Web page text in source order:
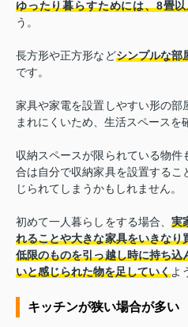
ゆったり暮らすためには、8畳
う。
長方形や正方形などシンプルな部
です。
家具や家電を設置しやすい形の部
まれにくいため、生活スペースを
収納スペースが限られている物
合は自分で収納家具を設置する
じられてしまうかもしれません。
初めて一人暮らしをする場合、 実
れることや大きな家具をいきな
低限のものを引っ越し時に持ち
いと感じられた物を足していくよ
キッチンが狭い場合が多い